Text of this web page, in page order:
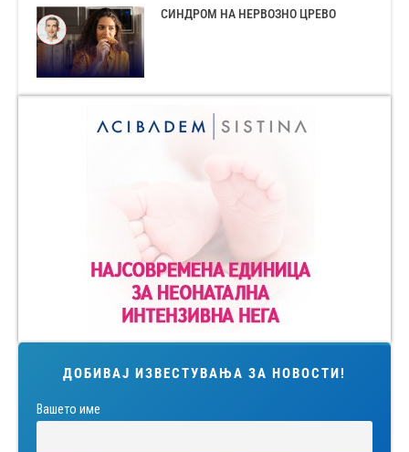
СИНДРОМ НА НЕРВОЗНО ЦРЕВО
ДОБИВАЈ ИЗВЕСТУВАЊА ЗА НОВОСТИ!
Вашето име